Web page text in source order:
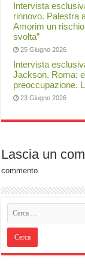
Intervista
rinnovo. Palestra
Amorim un
svolta”
25 Giugno 2026
Intervista
Jackson. Roma:
preoccupazione.
23 Giugno 2026
Lascia un
commento.